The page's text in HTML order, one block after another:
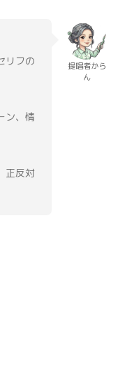
リフの
ン、情
正反対
提唱者から
ん